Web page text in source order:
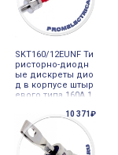
SKT160/12EUNF Ти
ристорно-диодн
ые дискреты дио
д в корпусе штыр
евого типа 160A 1
10 371₽